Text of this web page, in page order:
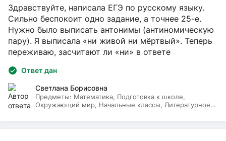
Здравствуйте, написала ЕГЭ по русскому языку.
Сильно беспокоит одно задание, а точнее 25-е.
Нужно было выписать антонимы (антиномическую
пару). Я выписала «ни живой ни мёртвый». Теперь
переживаю, засчитают ли «ни» в ответе
Ответ дан
Светлана Борисовна
Предметы: Математика, Подготовка к школе,
Окружающий мир, Начальные классы, Литературное